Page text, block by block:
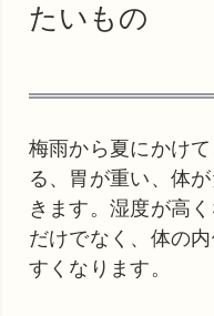
たいもの
梅雨から夏にかけ
る、胃が重い、体
きます。湿度が高
だけでなく、体の
すくなります。